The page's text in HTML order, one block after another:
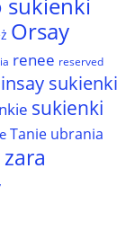
Orsay
renee reserved
sukienki
sukienki
Tanie ubrania
zara